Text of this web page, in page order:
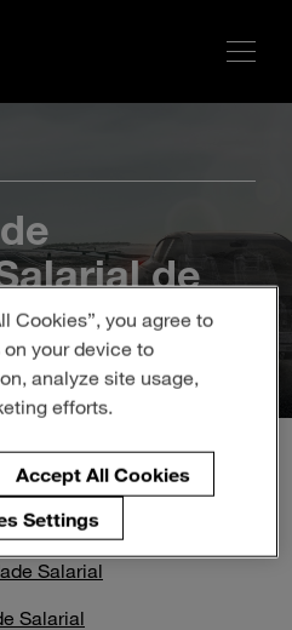
de
Homens
Salarial
Salarial
Salarial
Cookies”, you agree to
your device to
analyze site usage,
efforts.
Accept All Cookies
Settings